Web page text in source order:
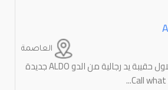
العاصمة
الوصف للبيع المالك الاول حقيبة يد رجالية من الدو ALDO جديدة